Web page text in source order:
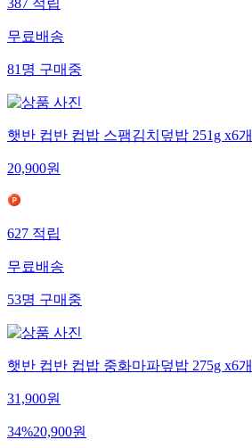
387적립
무료배송
81명구매중
햇반 컵반 컵밥 스팸김치덮밥 251g x6개
20,900원
627적립
무료배송
53명구매중
햇반 컵반 컵밥 중화마파덮밥 275g x6개
31,900원
34%20,900원